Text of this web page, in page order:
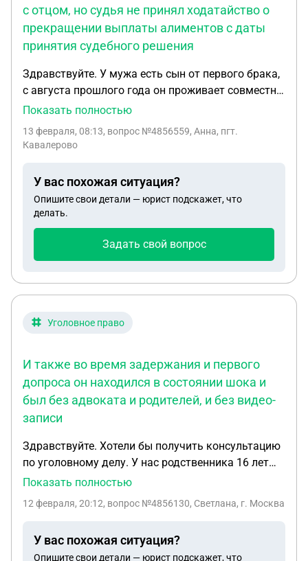
с отцом, но судья не принял ходатайство о
прекращении выплаты алиментов с даты
принятия судебного решения
Здравствуйте. У мужа есть сын от первого брака,
с августа прошлого года он проживает совместно
снами. Его мать находится в психиатрической
продолжает выплачивать алименты. В начале
не принял ходатайство о прекращении выплаты
алиментов с даты принятия судебного решения.
Необходимо ждать ещё месяц, пока решение
вступит в законную силу. Не понимаю, почему
судья отказала в ходатайстве, ведь алименты
его мамы.
Показать полностью
13 февраля, 08:13, вопрос №4856559, Анна, пгт.
Кавалерово
У вас похожая ситуация?
Опишите свои детали — юрист подскажет, что
делать.
Задать свой вопрос
Уголовное право
И также во время задержания и первого
допроса он находился в состоянии шока и
был без адвоката и родителей, и без видео-
записи
Здравствуйте. Хотели бы получить консультацию
по уголовному делу. У нас родственника 16 лет
задержали по 228 статье, на момент когда он
уголовная ответсвенность начинается с 16 лет,
тогда 16 лет. И также во время задержания и
Показать полностью
12 февраля, 20:12, вопрос №4856130, Светлана, г. Москва
У вас похожая ситуация?
Опишите свои детали — юрист подскажет, что